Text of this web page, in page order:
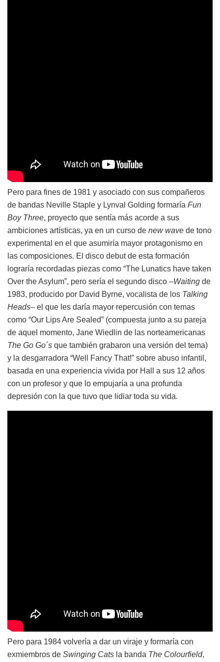
Pero para fines de 1981 y asociado con sus compañeros
de bandas Neville Staple y Lynval Golding formaría Fun
Boy Three, proyecto que sentía más acorde a sus
ambiciones artísticas, ya en un curso de new wave de tono
experimental en el que asumiría mayor protagonismo en
las composiciones. El disco debut de esta formación
lograría recordadas piezas como “The Lunatics have taken
Over the Asylum”, pero sería el segundo disco –Waiting de
1983, producido por David Byrne, vocalista de los Talking
Heads– el que les daría mayor repercusión con temas
como “Our Lips Are Sealed” (compuesta junto a su pareja
de aquel momento, Jane Wiedlin de las norteamericanas
The Go Go´s que también grabaron una versión del tema)
y la desgarradora “Well Fancy That!” sobre abuso infantil,
basada en una experiencia vivida por Hall a sus 12 años
con un profesor y que lo empujaría a una profunda
depresión con la que tuvo que lidiar toda su vida.
Pero para 1984 volvería a dar un viraje y formaría con
exmiembros de Swinging Cats la banda The Colourfield,